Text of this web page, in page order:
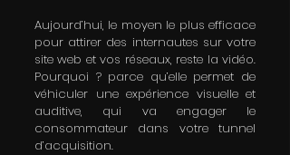
Aujourd’hui, le moyen le plus efficace
pour attirer des internautes sur votre
site web et vos réseaux, reste la vidéo.
Pourquoi ? parce qu’elle permet de
véhiculer une expérience visuelle et
auditive, qui va engager le
consommateur dans votre tunnel
d’acquisition.